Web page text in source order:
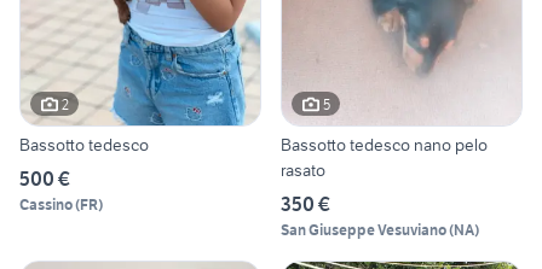
2
Bassotto tedesco
500 €
Cassino(FR)
5
Bassotto tedesco nano pelo
rasato
350 €
San Giuseppe Vesuviano(NA)